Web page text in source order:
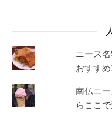
ニース
おすす
南仏ニ
らここ